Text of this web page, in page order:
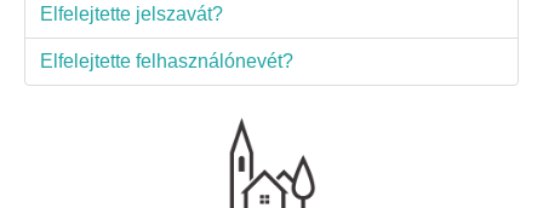
Látnivalók
Szállások
Református Egyház
Elfelejtette jelszavát?
Elfelejtette felhasználónevét?